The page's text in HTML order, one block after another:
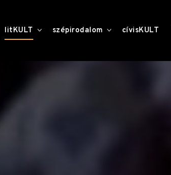
toggle
child
menu
litKULT toggle
child
szépirodalom toggle
childcívisKULT